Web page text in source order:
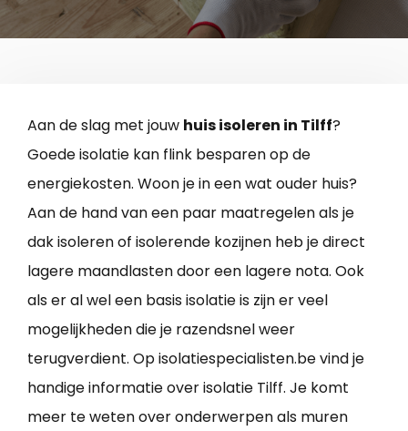
Aan de slag met jouw huis isoleren in Tilff?
Goede isolatie kan flink besparen op de
energiekosten. Woon je in een wat ouder huis?
Aan de hand van een paar maatregelen als je
dak isoleren of isolerende kozijnen heb je direct
lagere maandlasten door een lagere nota. Ook
als er al wel een basis isolatie is zijn er veel
mogelijkheden die je razendsnel weer
terugverdient. Op isolatiespecialisten.be vind je
handige informatie over isolatie Tilff. Je komt
meer te weten over onderwerpen als muren